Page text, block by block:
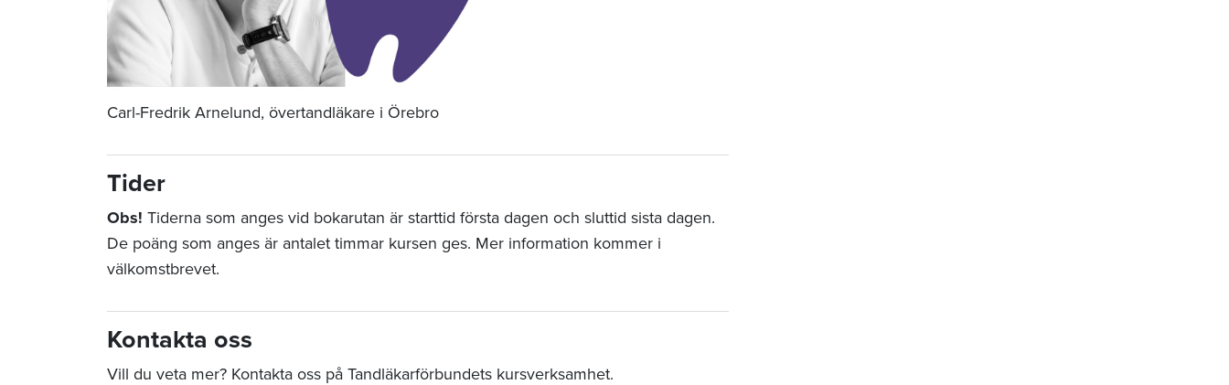
Carl-Fredrik Arnelund, övertandläkare i Örebro
Tider
Obs! Tiderna som anges vid bokarutan är starttid första dagen och sluttid sista dagen.
De poäng som anges är antalet timmar kursen ges. Mer information kommer i
välkomstbrevet.
Kontakta oss
Vill du veta mer? Kontakta oss på Tandläkarförbundets kursverksamhet.